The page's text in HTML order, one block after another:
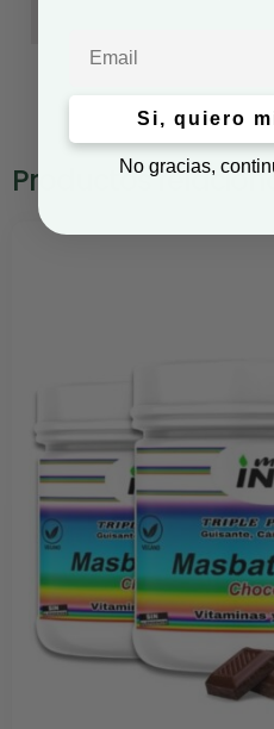
Productos
Si, quiero
No gracias,